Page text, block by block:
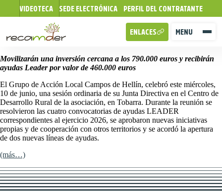
VIDEOTECA SEDE ELECTRÓNICA PERFIL DEL CONTRATANTE
MENU
ENLACES
Movilizarán una inversión cercana a los 790.000 euros y recibirán
ayudas Leader por valor de 460.000 euros
El Grupo de Acción Local Campos de Hellín, celebró este miércoles,
10 de junio, una sesión ordinaria de su Junta Directiva en el Centro de
Desarrollo Rural de la asociación, en Tobarra. Durante la reunión se
resolvieron las cuatro convocatorias de ayudas LEADER
correspondientes al ejercicio 2026, se aprobaron nuevas iniciativas
propias y de cooperación con otros territorios y se acordó la apertura
de dos nuevas líneas de ayudas.
(más…)